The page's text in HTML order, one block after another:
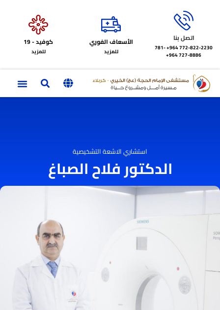
اتصل بنا
772-822-2230‏ 964+
781-
727-8886 964+
الأسعاف الفوري
للمزيد
كوفيد - 19
للمزيد
استشاري الاشعة التشخيصية
الدكتور فلاح الصباغ